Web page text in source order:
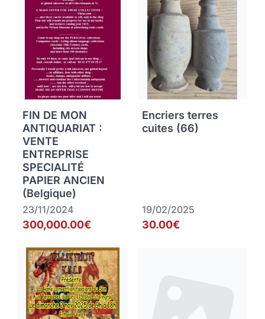
FIN DE MON
ANTIQUARIAT :
VENTE
ENTREPRISE
SPECIALITÉ
PAPIER ANCIEN
(Belgique)
23/11/2024
300,000.00€
Encriers terres
cuites (66)
19/02/2025
30.00€